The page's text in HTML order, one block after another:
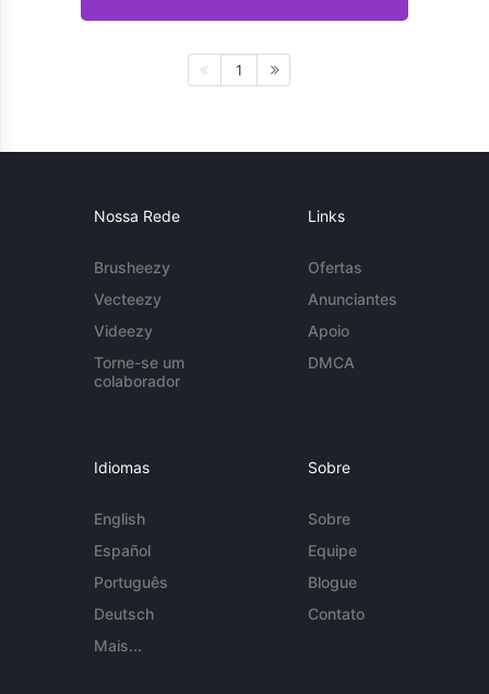
1
Nossa Rede
Brusheezy
Vecteezy
Videezy
Torne-se um
colaborador
Links
Ofertas
Anunciantes
Apoio
DMCA
Idiomas
English
Español
Português
Deutsch
Mais...
Sobre
Sobre
Equipe
Blogue
Contato